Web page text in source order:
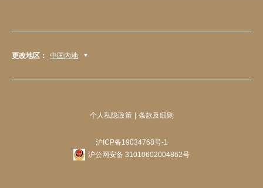
更改地区： 中国内地
个人私隐政策 条款及细则
沪ICP备19034768号-1
沪公网安备 31010602004862号